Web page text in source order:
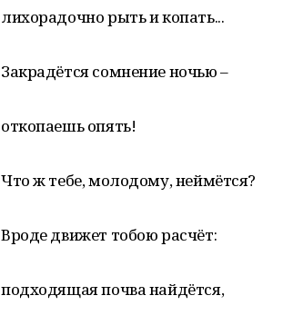
лихорадочно рыть и копать...
Закрадётся сомнение ночью –
откопаешь опять!
Что ж тебе, молодому, неймётся?
Вроде движет тобою расчёт:
подходящая почва найдётся,